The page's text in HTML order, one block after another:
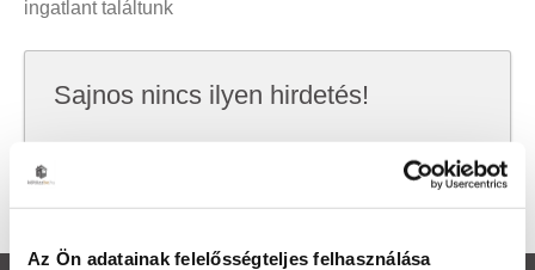
Az Ön adatainak felelősségteljes felhasználása
ingatlant találtunk
Sajnos nincs ilyen hirdetés!
keresni, hátha akkor megtalálod, amit keresel.